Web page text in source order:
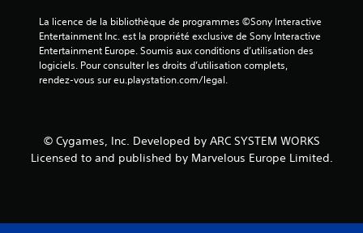
i
La licence de la bibliothèque de programmes ©Sony Interactive
Entertainment Inc. est la propriété exclusive de Sony Interactive
Entertainment Europe. Soumis aux conditions d’utilisation des
logiciels. Pour consulter les droits d’utilisation complets,
rendez-vous sur eu.playstation.com/legal.
© Cygames, Inc. Developed by ARC SYSTEM WORKS
Licensed to and published by Marvelous Europe Limited.